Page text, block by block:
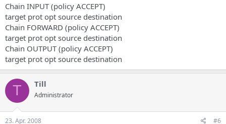
Chain INPUT (policy ACCEPT)
target prot opt source destination
Chain FORWARD (policy ACCEPT)
target prot opt source destination
Chain OUTPUT (policy ACCEPT)
target prot opt source destination
T Till
Administrator
23. Apr. 2008 #6